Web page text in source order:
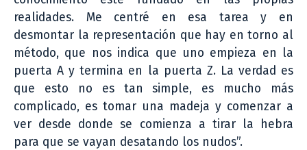
realidades. Me centré en esa tarea y en
desmontar la representación que hay en torno al
método, que nos indica que uno empieza en la
puerta A y termina en la puerta Z. La verdad es
que esto no es tan simple, es mucho más
complicado, es tomar una madeja y comenzar a
ver desde donde se comienza a tirar la hebra
para que se vayan desatando los nudos”.